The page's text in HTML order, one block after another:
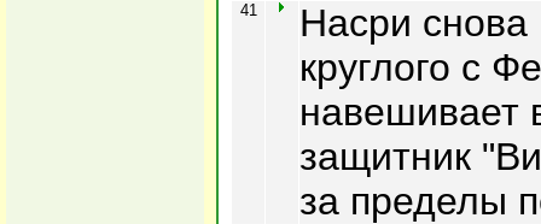
41
Насри снова
круглого с
защитник
за пределы